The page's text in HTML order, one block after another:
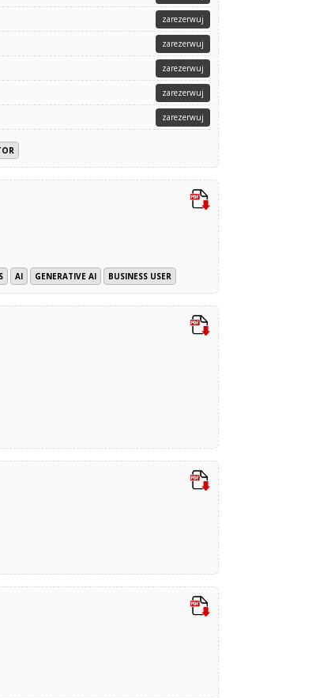
zarezerwuj
zarezerwuj
zarezerwuj
zarezerwuj
zarezerwuj
AI GENERATIVE AI BUSINESS USER